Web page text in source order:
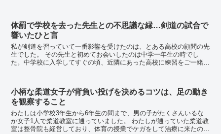
体罰で学校を去った先生との不思議な縁…剣道の試合で
響いたひと言
私が剣道を習っていて一番影響を受けたのは、とある高校の顧問の先
生でした。 その先生と初めてお会いしたのは中学一年生の時でし
た。中学校に入学してすぐの頃、近隣にあった高校に練習をご一緒さ
小柄な柔道女子が背負い投げを決めるコツは、足の動き
を観察すること
わたしは小学校3年生から6年生の間まで、男の子がたくさんいるな
か女子1人で柔道教室に通っていました。 わたしが通っていた柔道教
室は整骨院も経営しており、体育の授業でケガをして治療に来たのが